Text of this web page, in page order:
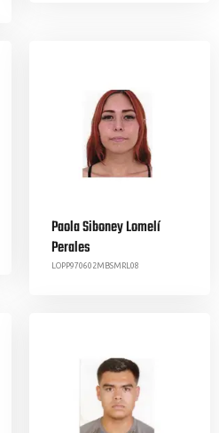
Paola Siboney Lomelí
Perales
LOPP970602MBSMRL08